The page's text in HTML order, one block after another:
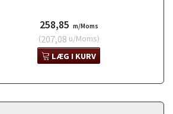
258,85 m/Moms
(207,08 u/Moms)
LÆG I KURV